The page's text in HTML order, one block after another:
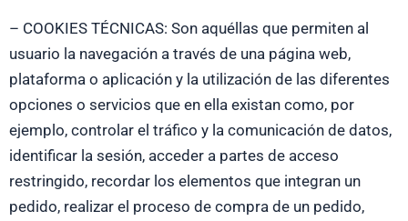
– COOKIES TÉCNICAS: Son aquéllas que permiten al
usuario la navegación a través de una página web,
plataforma o aplicación y la utilización de las diferentes
opciones o servicios que en ella existan como, por
ejemplo, controlar el tráfico y la comunicación de datos,
identificar la sesión, acceder a partes de acceso
restringido, recordar los elementos que integran un
pedido, realizar el proceso de compra de un pedido,